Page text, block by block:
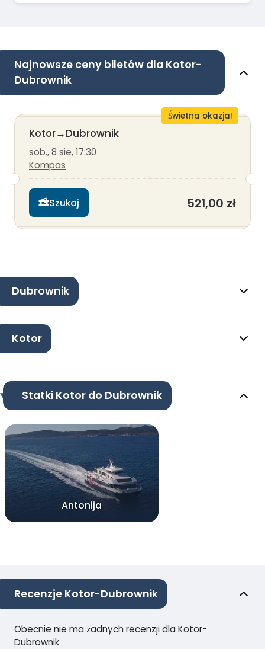
Najnowsze ceny biletów dla Kotor-
Dubrownik
Świetna okazja!
Kotor→Dubrownik
sob., 8 sie, 17:30
Kompas
Szukaj 521,00 zł
Dubrownik
Kotor
Statki Kotor do Dubrownik
Antonija
Recenzje Kotor-Dubrownik
Obecnie nie ma żadnych recenzji dla Kotor-
Dubrownik